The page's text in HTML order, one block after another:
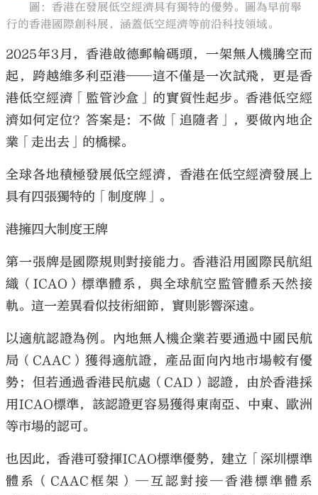
圖：香港在發展低空經濟具有獨特的優勢。圖為早前舉
行的香港國際創科展，涵蓋低空經濟等前沿科技領域。
2025年3月，香港啟德郵輪碼頭，一架無人機騰空而
起，跨越維多利亞港——這不僅是一次試飛，更是香
港低空經濟「監管沙盒」的實質性起步。香港低空經
濟如何定位？答案是：不做「追隨者」，要做內地企
業「走出去」的橋樑。
全球各地積極發展低空經濟，香港在低空經濟發展上
具有四張獨特的「制度牌」。
港擁四大制度王牌
第一張牌是國際規則對接能力。香港沿用國際民航組
織（ICAO）標準體系，與全球航空監管體系天然接
軌。這一差異看似技術細節，實則影響深遠。
以適航認證為例。內地無人機企業若要通過中國民航
局（CAAC）獲得適航證，產品面向內地市場較有優
勢；但若通過香港民航處（CAD）認證，由於香港採
用ICAO標準，該認證更容易獲得東南亞、中東、歐洲
等市場的認可。
也因此，香港可發揮ICAO標準優勢，建立「深圳標準
體系（CAAC框架）─互認對接─香港標準體系